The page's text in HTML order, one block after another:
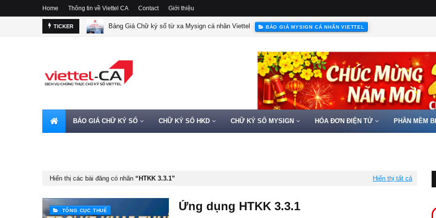
Home Thông tin về Viettel CA Contact Giới thiệu
TICKER Bảng Giá Chữ ký số từ xa Mysign cá nhân Viettel BÁO GIÁ MYSIGN CÁ NHÂN VIETTEL
BÁO GIÁ CHỮ KÝ SỐ CHỮ KÝ SỐ HKD CHỮ KÝ SỐ MYSIGN HÓA ĐƠN ĐIỆN TỬ PHẦN MỀM
Hiển thị các bài đăng có nhãn HTKK 3.3.1 Hiển thị tất cả
TỔNG CỤC THUẾ Ứng dụng HTKK 3.3.1